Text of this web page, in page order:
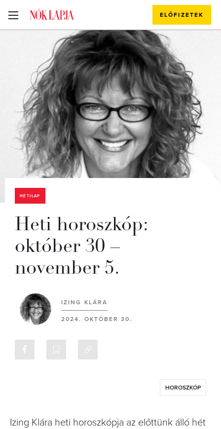
ELŐFIZETEK
HETILAP
Heti horoszkóp:
október 30 –
november 5.
IZING KLÁRA
2024. OKTÓBER 30.
HOROSZKÓP
Izing Klára heti horoszkópja az előttünk álló hét